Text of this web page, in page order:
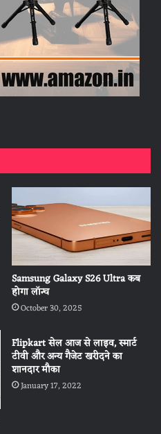
Samsung Galaxy S26 Ultra कब
होगा लॉन्च
October 30, 2025
Flipkart सेल आज से लाइव, स्मार्ट
टीवी और अन्य गैजेट खरीदने का
शानदार मौका
January 17, 2022